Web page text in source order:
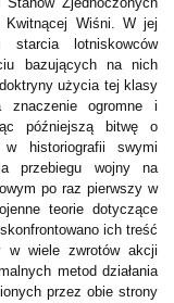
Kwitnącej Wiśni. W jej
lotniskowców
bazujących na nich
użycia tej klasy
znaczenie ogromne i
późniejszą bitwę o
historiografii swymi
przebiegu wojny na
po raz pierwszy w
teorie dotyczące
ich treść
w wiele zwrotów akcji
metod działania
przez obie strony